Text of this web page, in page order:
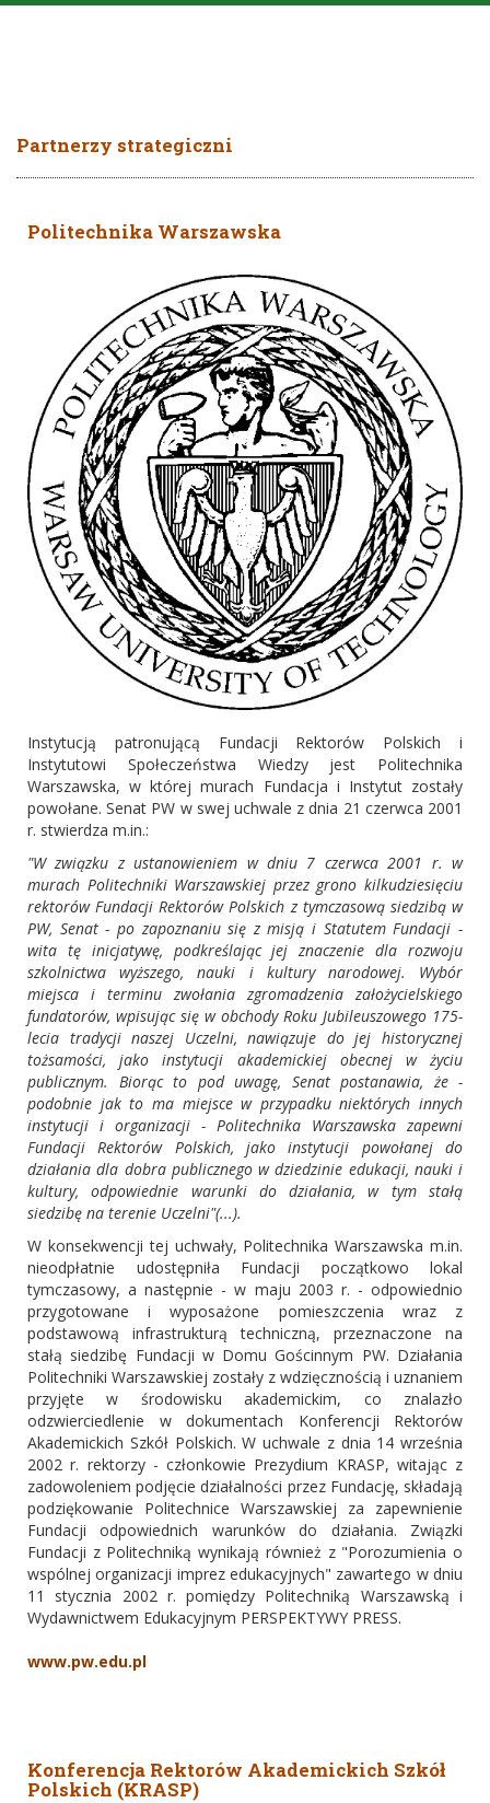
Partnerzy strategiczni
Politechnika Warszawska
Instytucją patronującą Fundacji Rektorów Polskich i
Instytutowi Społeczeństwa Wiedzy jest Politechnika
Warszawska, w której murach Fundacja i Instytut zostały
powołane. Senat PW w swej uchwale z dnia 21 czerwca 2001
r. stwierdza m.in.:
"W związku z ustanowieniem w dniu 7 czerwca 2001 r. w
murach Politechniki Warszawskiej przez grono kilkudziesięciu
rektorów Fundacji Rektorów Polskich z tymczasową siedzibą w
PW, Senat - po zapoznaniu się z misją i Statutem Fundacji -
wita tę inicjatywę, podkreślając jej znaczenie dla rozwoju
szkolnictwa wyższego, nauki i kultury narodowej. Wybór
miejsca i terminu zwołania zgromadzenia założycielskiego
fundatorów, wpisując się w obchody Roku Jubileuszowego 175-
lecia tradycji naszej Uczelni, nawiązuje do jej historycznej
tożsamości, jako instytucji akademickiej obecnej w życiu
publicznym. Biorąc to pod uwagę, Senat postanawia, że -
podobnie jak to ma miejsce w przypadku niektórych innych
instytucji i organizacji - Politechnika Warszawska zapewni
Fundacji Rektorów Polskich, jako instytucji powołanej do
działania dla dobra publicznego w dziedzinie edukacji, nauki i
kultury, odpowiednie warunki do działania, w tym stałą
siedzibę na terenie Uczelni"(...).
W konsekwencji tej uchwały, Politechnika Warszawska m.in.
nieodpłatnie udostępniła Fundacji początkowo lokal
tymczasowy, a następnie - w maju 2003 r. - odpowiednio
przygotowane i wyposażone pomieszczenia wraz z
podstawową infrastrukturą techniczną, przeznaczone na
stałą siedzibę Fundacji w Domu Gościnnym PW. Działania
Politechniki Warszawskiej zostały z wdzięcznością i uznaniem
przyjęte w środowisku akademickim, co znalazło
odzwierciedlenie w dokumentach Konferencji Rektorów
Akademickich Szkół Polskich. W uchwale z dnia 14 września
2002 r. rektorzy - członkowie Prezydium KRASP, witając z
zadowoleniem podjęcie działalności przez Fundację, składają
podziękowanie Politechnice Warszawskiej za zapewnienie
Fundacji odpowiednich warunków do działania. Związki
Fundacji z Politechniką wynikają również z "Porozumienia o
wspólnej organizacji imprez edukacyjnych" zawartego w dniu
11 stycznia 2002 r. pomiędzy Politechniką Warszawską i
Wydawnictwem Edukacyjnym PERSPEKTYWY PRESS.
www.pw.edu.pl
Konferencja Rektorów Akademickich Szkół
Polskich (KRASP)